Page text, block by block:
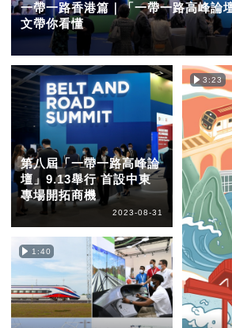
一帶一路香港篇｜「一帶一路高峰論
文帶你看懂
第八屆「一帶一路高峰論
壇」9.13舉行 首設中東
專場開拓商機
2023-08-31
1:40
3:23